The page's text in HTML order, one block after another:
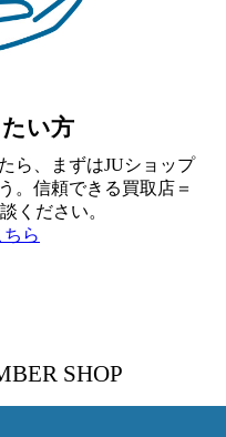
い方
ら、まずはJUショップ
。信頼できる買取店＝
ください。
ら
SHOP